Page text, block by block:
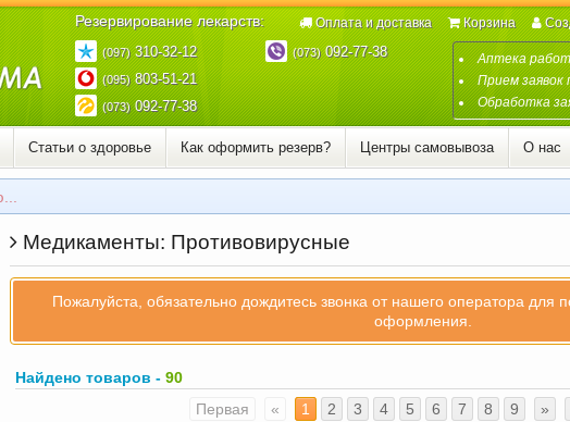
Резервирование лекарств:
(097)310-32-12
(095)803-51-21
(073)092-77-38
(073)092-77-38 Аптека
Прием
Обработка
Оплата и доставка Корзина
Статьи о здоровье Как оформить резерв? Центры самовывоза О нас
Медикаменты: Противовирусные
Пожалуйста, обязательно дождитесь звонка от нашего оператора для
оформления.
Найдено товаров - 90
Первая
« 1 2 3 4 5 6 7 8 9 »